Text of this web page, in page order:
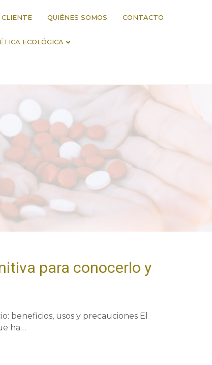
QUIÉNES SOMOS CONTACTO
ECOLÓGICA
para conocerlo y
beneficios, usos y precauciones El
ha…